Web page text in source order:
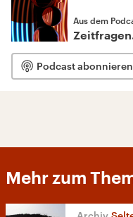
Aus dem
Podcast abonnieren
Mehr zum